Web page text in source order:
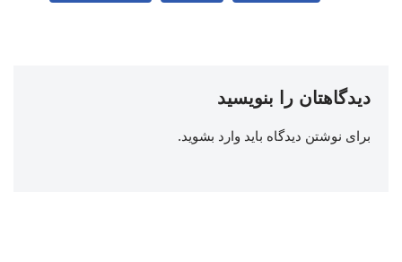
دیدگاهتان را بنویسید
برای نوشتن دیدگاه باید وارد بشوید.